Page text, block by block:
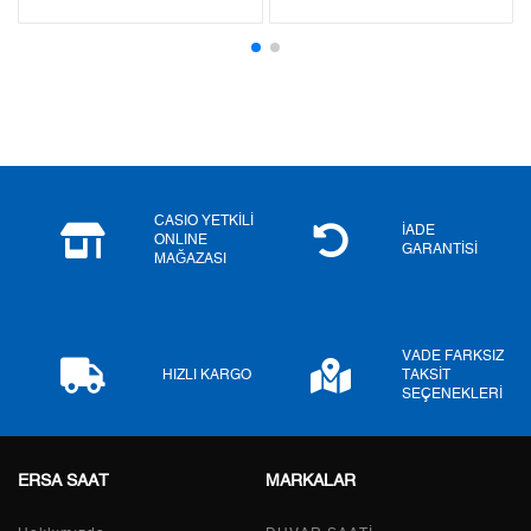
0,00 ₺
CASIO YETKİLİ
ONLINE
MAĞAZASI
İADE
GARANTİSİ
HIZLI KARGO
VADE FARKSIZ
TAKSİT
SEÇENEKLERİ
ERSA SAAT MARKALAR